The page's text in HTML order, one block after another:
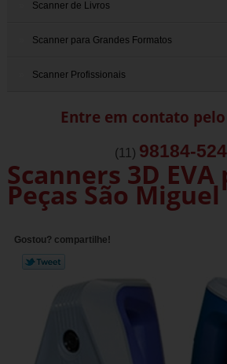
Scanner de Livros
Scanner para Grandes Formatos
Scanner Profissionais
Entre em contato
(11) 98184-
Scanners 3D EVA
Peças São
Gostou? compartilhe!